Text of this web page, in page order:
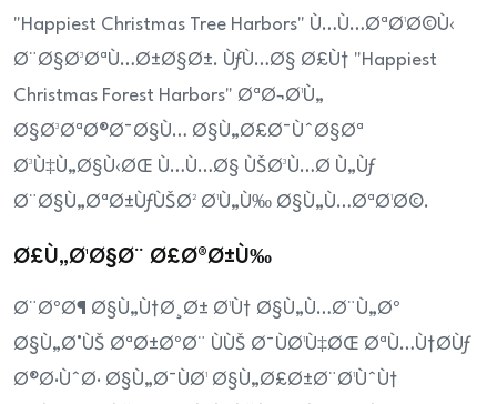
"Happiest Christmas Tree Harbors" Ù…Ù…ØªØ¹Ø©Ù‹
Ø¨Ø§Ø³ØªÙ…Ø±Ø§Ø±. ÙƒÙ…Ø§ Ø£Ù† "Happiest
Christmas Forest Harbors" ØªØ¬Ø¹Ù„
Ø§Ø³ØªØ®Ø¯Ø§Ù… Ø§Ù„Ø£Ø¯ÙˆØ§Øª
Ø³Ù‡Ù„Ø§Ù‹ØŒ Ù…Ù…Ø§ ÙŠØ³Ù…Ø­ Ù„Ùƒ
Ø¨Ø§Ù„ØªØ±ÙƒÙŠØ² Ø¹Ù„Ù‰ Ø§Ù„Ù…ØªØ¹Ø©.
Ø£Ù„Ø¹Ø§Ø¨ Ø£Ø®Ø±Ù‰
Ø¨ØºØ¶ Ø§Ù„Ù†Ø¸Ø± Ø¹Ù† Ø§Ù„Ù…Ø¨Ù„Øº
Ø§Ù„Ø°ÙŠ ØªØ±ØºØ¨ ÙÙŠ Ø¯ÙØ¹Ù‡ØŒ ØªÙ…Ù†Ø­Ùƒ
Ø®Ø·ÙˆØ· Ø§Ù„Ø¯ÙØ¹ Ø§Ù„Ø£Ø±Ø¨Ø¹ÙˆÙ†